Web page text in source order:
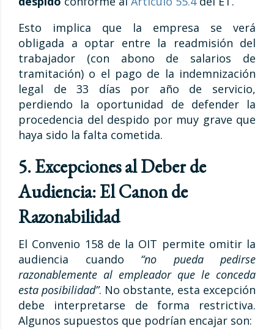
Esto implica que la empresa se verá
obligada a optar entre la readmisión del
trabajador (con abono de salarios de
tramitación) o el pago de la indemnización
legal de 33 días por año de servicio,
perdiendo la oportunidad de defender la
procedencia del despido por muy grave que
haya sido la falta cometida.
5. Excepciones al Deber de
Audiencia: El Canon de
Razonabilidad
El Convenio 158 de la OIT permite omitir la
audiencia cuando “no pueda pedirse
razonablemente al empleador que le conceda
esta posibilidad”. No obstante, esta excepción
debe interpretarse de forma restrictiva.
Algunos supuestos que podrían encajar son: